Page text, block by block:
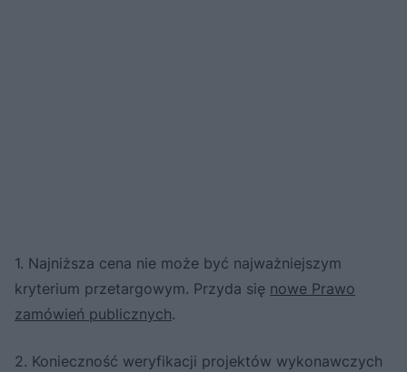
1. Najniższa cena nie może być najważniejszym
kryterium przetargowym. Przyda się nowe Prawo
zamówień publicznych.
2. Konieczność weryfikacji projektów wykonawczych